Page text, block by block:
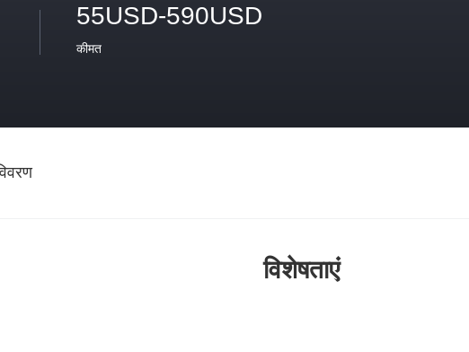
55USD-590USD
कीमत
विशेषताएं